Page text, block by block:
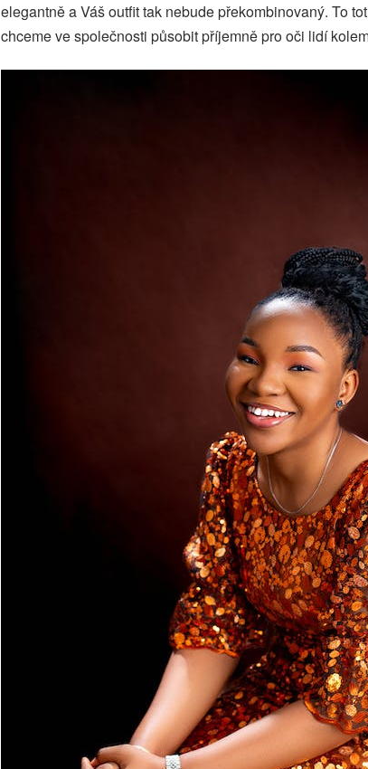
elegantně a Váš outfit tak nebude překombinovaný. To
chceme ve společnosti působit příjemně pro oči lidí